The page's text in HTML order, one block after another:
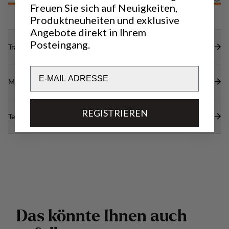
Transparenz
Materialien
Technische Daten
Das könnte Ihnen auch
Freuen Sie sich auf Neuigkeiten,
Produktneuheiten und exklusive
Angebote direkt in Ihrem
Posteingang.
REGISTRIEREN